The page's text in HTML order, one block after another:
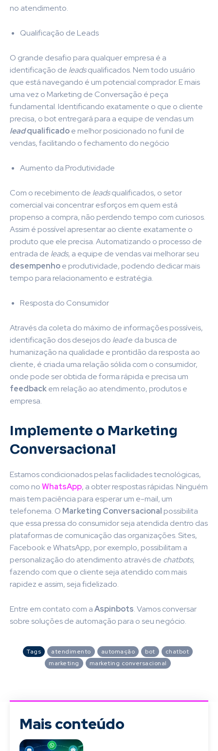
no atendimento.
Qualificação de Leads
O grande desafio para qualquer empresa é a
identificação de leadsqualificados. Nem todo usuário
que está navegando é um potencial comprador. E mais
uma vez o Marketing de Conversação é peça
fundamental. Identificando exatamente o que o cliente
precisa, o bot entregará para a equipe de vendas um
leadqualificadoe melhor posicionado no funil de
vendas, facilitando o fechamento do negócio
Aumento da Produtividade
Com o recebimento de leadsqualificados, o setor
comercial vai concentrar esforços em quem está
propenso a compra, não perdendo tempo com curiosos.
Assim é possível apresentar ao cliente exatamente o
produto que ele precisa. Automatizando o processo de
entrada de leads, a equipe de vendas vai melhorar seu
desempenhoe produtividade, podendo dedicar mais
tempo para relacionamento e estratégia.
Resposta do Consumidor
Através da coleta do máximo de informações possíveis,
identificação dos desejos do leade da busca de
humanização na qualidade e prontidão da resposta ao
cliente, é criada uma relação sólida com o consumidor,
onde pode ser obtida de forma rápida e precisa um
feedbackem relação ao atendimento, produtos e
empresa.
Implemente o Marketing
Conversacional
Estamos condicionados pelas facilidades tecnológicas,
como noWhatsApp, a obter respostas rápidas. Ninguém
mais tem paciência para esperar um e-mail, um
telefonema. O Marketing Conversacional possibilita
que essa pressa do consumidor seja atendida dentro das
plataformas de comunicação das organizações. Sites,
Facebook e WhatsApp, por exemplo, possibilitam a
personalização do atendimento através de chatbots,
fazendo com que o cliente seja atendido com mais
rapidez e assim, seja fidelizado.
Entre em contato com aAspinbots. Vamos conversar
sobre soluções de automação para o seu negócio.
Tags atendimento automação bot
chatbot
marketing
marketing conversacional
Mais conteúdo